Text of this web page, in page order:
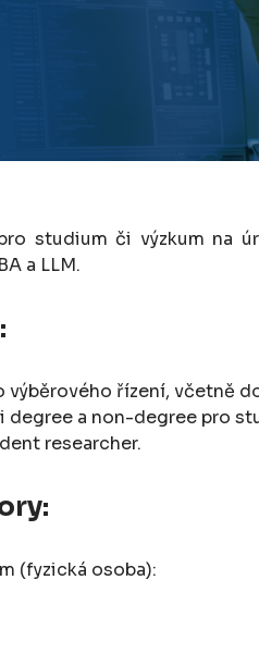
studium či výzkum na
a LLM.
výběrového řízení, včetně
degree a non-degree pro
researcher.
(fyzická osoba):